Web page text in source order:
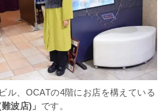
ル、OCATの4階にお店を構えている
波店)」 です。